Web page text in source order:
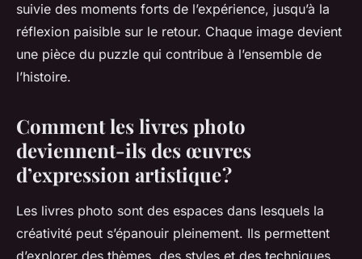
suivie des moments forts de l’expérience, jusqu’à la
réflexion paisible sur le retour. Chaque image devient
une pièce du puzzle qui contribue à l’ensemble de
l’histoire.
Comment les livres photo
deviennent-ils des œuvres
d’expression artistique ?
Les livres photo sont des espaces dans lesquels la
créativité peut s’épanouir pleinement. Ils permettent